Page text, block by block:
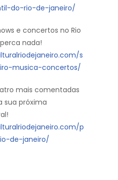
do-rio-de-janeiro/
e concertos no Rio
nada!
s
musica-concertos/
mais comentadas
sua próxima
p
de-janeiro/